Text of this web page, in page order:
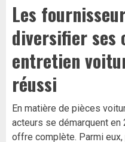
Les
diversifier ses
entretien
réussi
En matière de pièces
acteurs se démarquent
offre complète. Parmi